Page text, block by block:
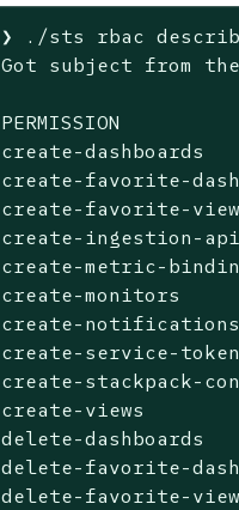
❯ ./sts rbac
Got subject from
PERMISSION
create-
create-favorite-
create-favorite-
create-ingestion-
create-metric-
create-monitors
create-
create-service-
create-stackpack-
create-views
delete-
delete-favorite-
delete-favorite-